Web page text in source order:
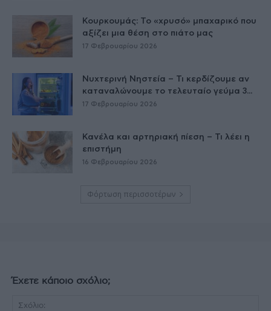
Κουρκουμάς: Το «χρυσό» μπαχαρικό που
αξίζει μια θέση στο πιάτο μας
17 Φεβρουαρίου 2026
Νυχτερινή Νηστεία – Τι κερδίζουμε αν
καταναλώνουμε το τελευταίο γεύμα 3...
17 Φεβρουαρίου 2026
Κανέλα και αρτηριακή πίεση – Τι λέει η
επιστήμη
16 Φεβρουαρίου 2026
Φόρτωση περισσοτέρων
Έχετε κάποιο σχόλιο;